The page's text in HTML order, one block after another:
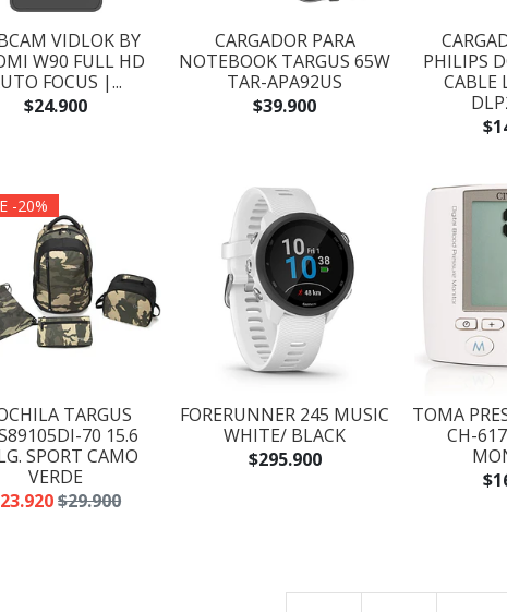
VIDLOK BY
W90 FULL HD
FOCUS |...
$24.900
CARGADOR PARA
NOTEBOOK TARGUS 65W
TAR-APA92US
$39.900
PHILIPS
CABLE
-20%
TARGUS
70 15.6
SPORT CAMO
VERDE
$29.900
FORERUNNER 245 MUSIC
WHITE/ BLACK
$295.900
TOMA
CH-